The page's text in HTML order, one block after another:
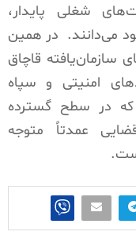
شغلی پایدار،
می‌دانند. در همین
سازمان‌یافته قاچاق
امنیتی و سپاه
که در سطح گسترده
عمدتاً متوجه